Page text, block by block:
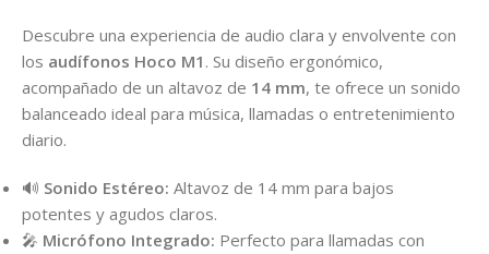
Descubre una experiencia de audio clara y envolvente con
los audífonos Hoco M1 . Su diseño ergonómico,
acompañado de un altavoz de 14 mm, te ofrece un sonido
balanceado ideal para música, llamadas o entretenimiento
diario.
🔊 Sonido Estéreo: Altavoz de 14 mm para bajos
potentes y agudos claros.
🎤 Micrófono Integrado: Perfecto para llamadas con